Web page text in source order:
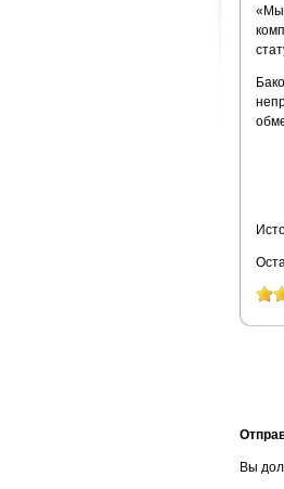
«Мы
Вы